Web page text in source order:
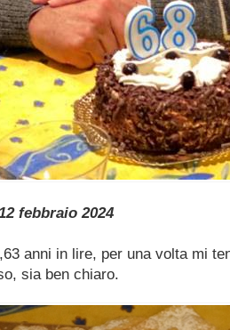
del 12 febbraio
anni in lire, per una volta mi
sia ben chiaro.